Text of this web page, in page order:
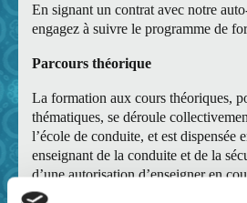
En signant un contrat avec notre
engagez à suivre le programme de
Parcours théorique
La formation aux cours théoriques,
thématiques, se déroule
l’école de conduite, et est dispensée
enseignant de la conduite et de la
d’une autorisation d’enseigner en
Les horaires des cours théoriques